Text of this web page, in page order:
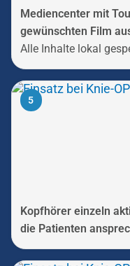
Mediencenter mit
gewünschten Film
Alle Inhalte lokal
Kopfhörer einzeln
die Patienten
5